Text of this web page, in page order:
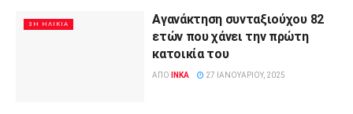
3Η ΗΛΙΚΊΑ
Aγανάκτηση συνταξιούχου 82
ετών που χάνει την πρώτη
κατοικία του
ΑΠΌ INKA 27 ΙΑΝΟΥΑΡΊΟΥ, 2025